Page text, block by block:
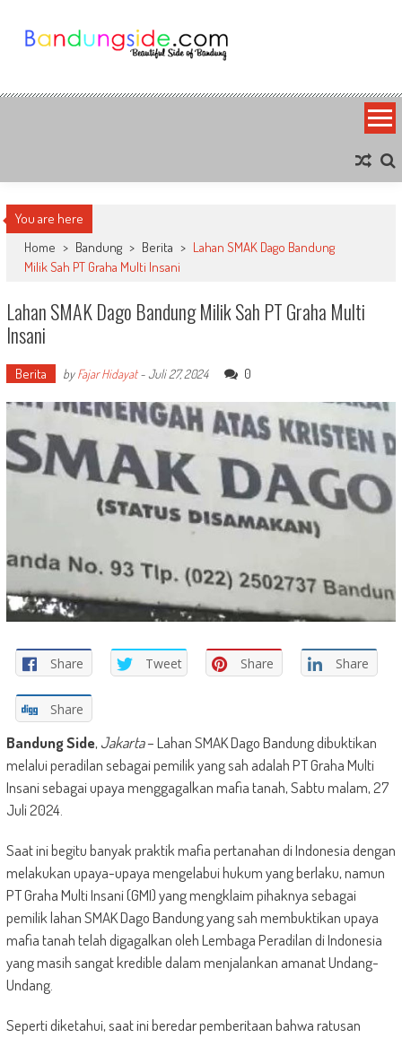
content
Bandung Side
You are here
Home > Bandung > Berita > Lahan SMAK Dago Bandung
Milik Sah PT Graha Multi Insani
Lahan SMAK Dago Bandung Milik Sah PT Graha Multi
Insani
Berita byFajar Hidayat-Juli 27, 2024 0
Share Tweet Share Share
Share
Bandung Side, Jakarta– Lahan SMAK Dago Bandung dibuktikan
melalui peradilan sebagai pemilik yang sah adalah PT Graha Multi
Insani sebagai upaya menggagalkan mafia tanah, Sabtu malam, 27
Juli 2024.
Saat ini begitu banyak praktik mafia pertanahan di Indonesia dengan
melakukan upaya-upaya mengelabui hukum yang berlaku, namun
PT Graha Multi Insani (GMI) yang mengklaim pihaknya sebagai
pemilik lahan SMAK Dago Bandung yang sah membuktikan upaya
mafia tanah telah digagalkan oleh Lembaga Peradilan di Indonesia
yang masih sangat kredible dalam menjalankan amanat Undang-
Undang.
Seperti diketahui, saat ini beredar pemberitaan bahwa ratusan